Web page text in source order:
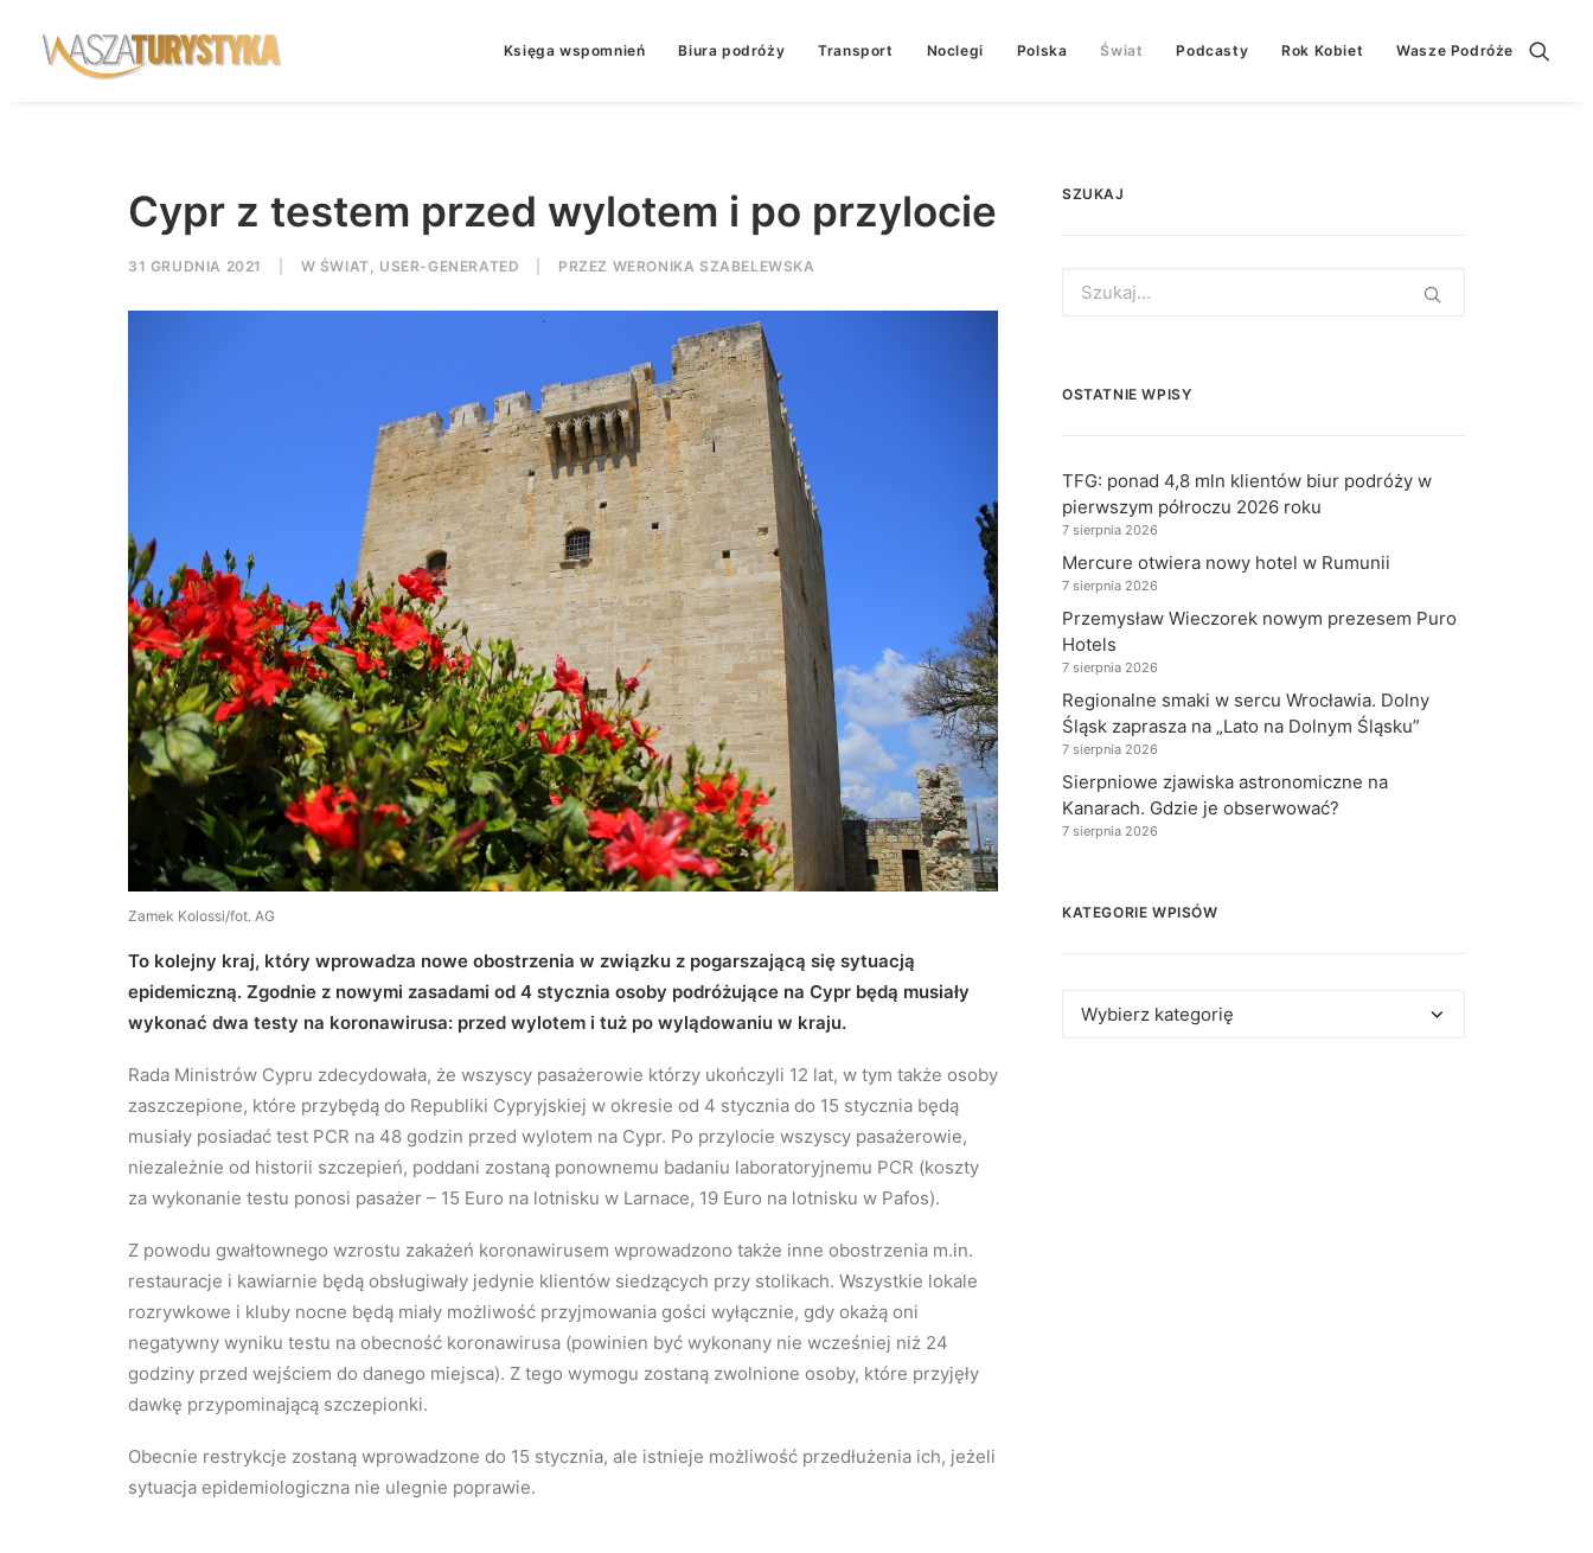
Księga wspomnień Biura podróży Transport Noclegi Polska Świat Podcasty Rok Kobiet Wasze Podróże
Cypr z testem przed wylotem i po przylocie
31 GRUDNIA 2021 W ŚWIAT, USER-GENERATED PRZEZ WERONIKA SZABELEWSKA
Zamek Kolossi/fot. AG
To kolejny kraj, który wprowadza nowe obostrzenia w związku z pogarszającą się sytuacją
epidemiczną. Zgodnie z nowymi zasadami od 4 stycznia osoby podróżujące na Cypr będą musiały
wykonać dwa testy na koronawirusa: przed wylotem i tuż po wylądowaniu w kraju.
Rada Ministrów Cypru zdecydowała, że wszyscy pasażerowie którzy ukończyli 12 lat, w tym także osoby
zaszczepione, które przybędą do Republiki Cypryjskiej w okresie od 4 stycznia do 15 stycznia będą
musiały posiadać test PCR na 48 godzin przed wylotem na Cypr. Po przylocie wszyscy pasażerowie,
niezależnie od historii szczepień, poddani zostaną ponownemu badaniu laboratoryjnemu PCR (koszty
za wykonanie testu ponosi pasażer – 15 Euro na lotnisku w Larnace, 19 Euro na lotnisku w Pafos).
Z powodu gwałtownego wzrostu zakażeń koronawirusem wprowadzono także inne obostrzenia m.in.
restauracje i kawiarnie będą obsługiwały jedynie klientów siedzących przy stolikach. Wszystkie lokale
rozrywkowe i kluby nocne będą miały możliwość przyjmowania gości wyłącznie, gdy okażą oni
negatywny wyniku testu na obecność koronawirusa (powinien być wykonany nie wcześniej niż 24
godziny przed wejściem do danego miejsca). Z tego wymogu zostaną zwolnione osoby, które przyjęły
dawkę przypominającą szczepionki.
Obecnie restrykcje zostaną wprowadzone do 15 stycznia, ale istnieje możliwość przedłużenia ich, jeżeli
sytuacja epidemiologiczna nie ulegnie poprawie.
SZUKAJ
for:
OSTATNIE WPISY
TFG: ponad 4,8 mln klientów biur podróży w
pierwszym półroczu 2026 roku
7 sierpnia 2026
Mercure otwiera nowy hotel w Rumunii
7 sierpnia 2026
Przemysław Wieczorek nowym prezesem Puro
Hotels
7 sierpnia 2026
Regionalne smaki w sercu Wrocławia. Dolny
Śląsk zaprasza na „Lato na Dolnym Śląsku”
7 sierpnia 2026
Sierpniowe zjawiska astronomiczne na
Kanarach. Gdzie je obserwować?
7 sierpnia 2026
KATEGORIE WPISÓW
Kategorie